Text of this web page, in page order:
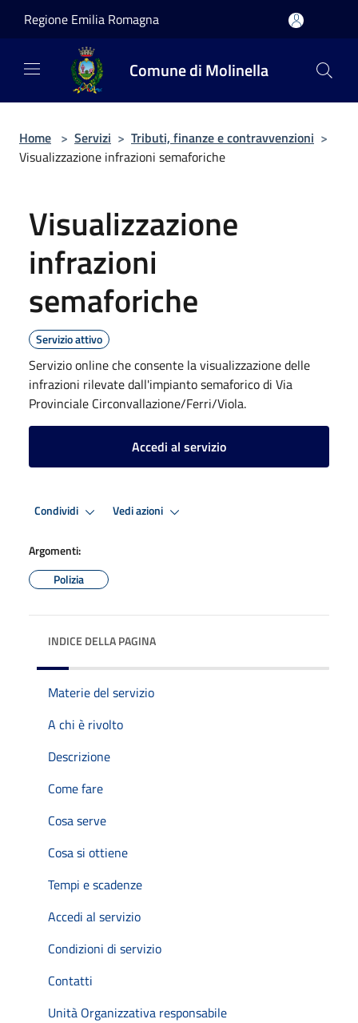
Regione Emilia Romagna
Comune di Molinella
Home > Servizi > Tributi, finanze e contravvenzioni >
Visualizzazione infrazioni semaforiche
Visualizzazione
infrazioni
semaforiche
Servizio attivo
Servizio online che consente la visualizzazione delle
infrazioni rilevate dall'impianto semaforico di Via
Provinciale Circonvallazione/Ferri/Viola.
Accedi al servizio
Condividi Vedi azioni
Argomenti:
Polizia
INDICE DELLA PAGINA
Materie del servizio
A chi è rivolto
Descrizione
Come fare
Cosa serve
Cosa si ottiene
Tempi e scadenze
Accedi al servizio
Condizioni di servizio
Contatti
Unità Organizzativa responsabile